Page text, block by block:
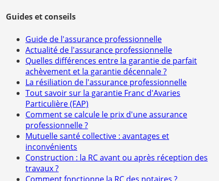
Guides et conseils
Guide de l'assurance professionnelle
Actualité de l'assurance professionnelle
Quelles différences entre la garantie de parfait
achèvement et la garantie décennale ?
La résiliation de l'assurance professionnelle
Tout savoir sur la garantie Franc d'Avaries
Particulière (FAP)
Comment se calcule le prix d'une assurance
professionnelle ?
Mutuelle santé collective : avantages et
inconvénients
Construction : la RC avant ou après réception des
travaux ?